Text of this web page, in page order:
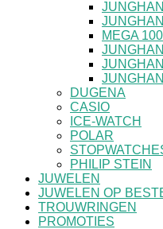
MEGA
DUGENA
CASIO
ICE-WATCH
POLAR
PHILIP STEIN
JUWELEN
JUWELEN OP
TROUWRINGEN
PROMOTIES